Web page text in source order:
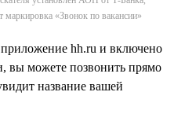
маркировка «Звонок по вакансии»
приложение hh.ru и включено
вы можете позвонить прямо
название вашей